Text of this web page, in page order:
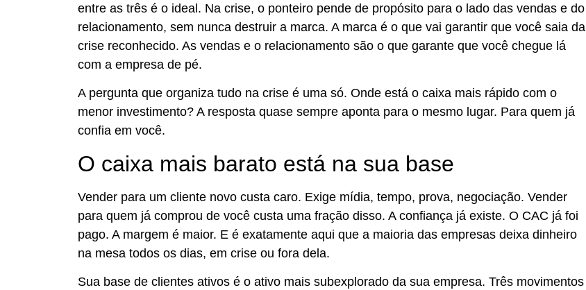
entre as três é o ideal. Na crise, o ponteiro pende de propósito para o lado das vendas e do
relacionamento, sem nunca destruir a marca. A marca é o que vai garantir que você saia da
crise reconhecido. As vendas e o relacionamento são o que garante que você chegue lá
com a empresa de pé.
A pergunta que organiza tudo na crise é uma só. Onde está o caixa mais rápido com o
menor investimento? A resposta quase sempre aponta para o mesmo lugar. Para quem já
confia em você.
O caixa mais barato está na sua base
Vender para um cliente novo custa caro. Exige mídia, tempo, prova, negociação. Vender
para quem já comprou de você custa uma fração disso. A confiança já existe. O CAC já foi
pago. A margem é maior. E é exatamente aqui que a maioria das empresas deixa dinheiro
na mesa todos os dias, em crise ou fora dela.
Sua base de clientes ativos é o ativo mais subexplorado da sua empresa. Três movimentos